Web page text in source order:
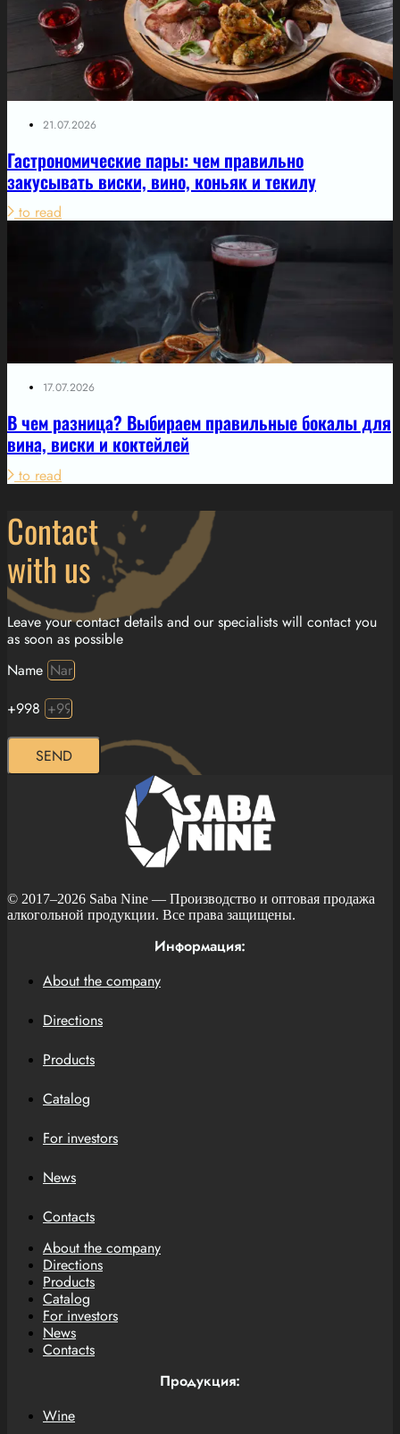
21.07.2026
Гастрономические пары: чем правильно
закусывать виски, вино, коньяк и текилу
to read
17.07.2026
В чем разница? Выбираем правильные бокалы для
вина, виски и коктейлей
to read
Contact
with us
Leave your contact details and our specialists will contact you
as soon as possible
Name
+998
SEND
© 2017–2026 Saba Nine — Производство и оптовая продажа
алкогольной продукции. Все права защищены.
Информация:
About the company
Directions
Products
Catalog
For investors
News
Contacts
About the company
Directions
Products
Catalog
For investors
News
Contacts
Продукция:
Wine